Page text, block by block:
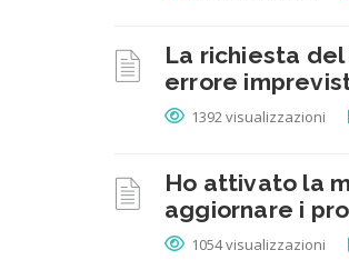
La richiesta
errore
1392 visualizzazioni
Ho attivato la
aggiornare i
1054 visualizzazioni